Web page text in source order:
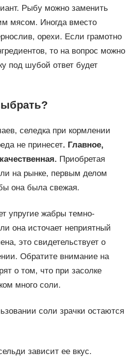
Рыбу можно заменить
мясом. Иногда вместо
орехи. Если грамотно
то на вопрос можно
под шубой ответ будет
селедка при кормлении
не принесет. Главное,
Приобретая
на рынке, первым делом
она была свежая.
упругие жабры темно-
она источает неприятный
это свидетельствует о
Обратите внимание на
о том, что при засолке
много соли.
соли зрачки остаются
зависит ее вкус.